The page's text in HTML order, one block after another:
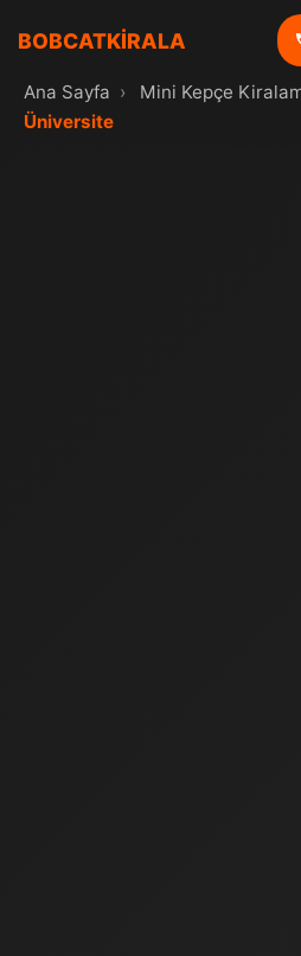
BOBCATKİRALA
Ana Sayfa › Mini Kepçe
Üniversite